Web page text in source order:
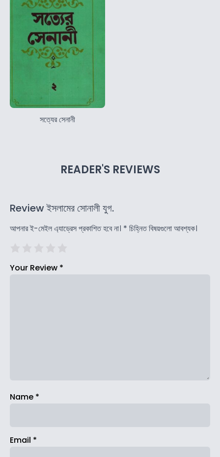
সত্যের সেনানী
READER'S REVIEWS
Review ইসলামের সোনালী যুগ.
আপনার ই-মেইল এ্যাড্রেস প্রকাশিত হবে না। * চিহ্নিত বিষয়গুলো আবশ্যক।
Your Review *
Name *
Email *